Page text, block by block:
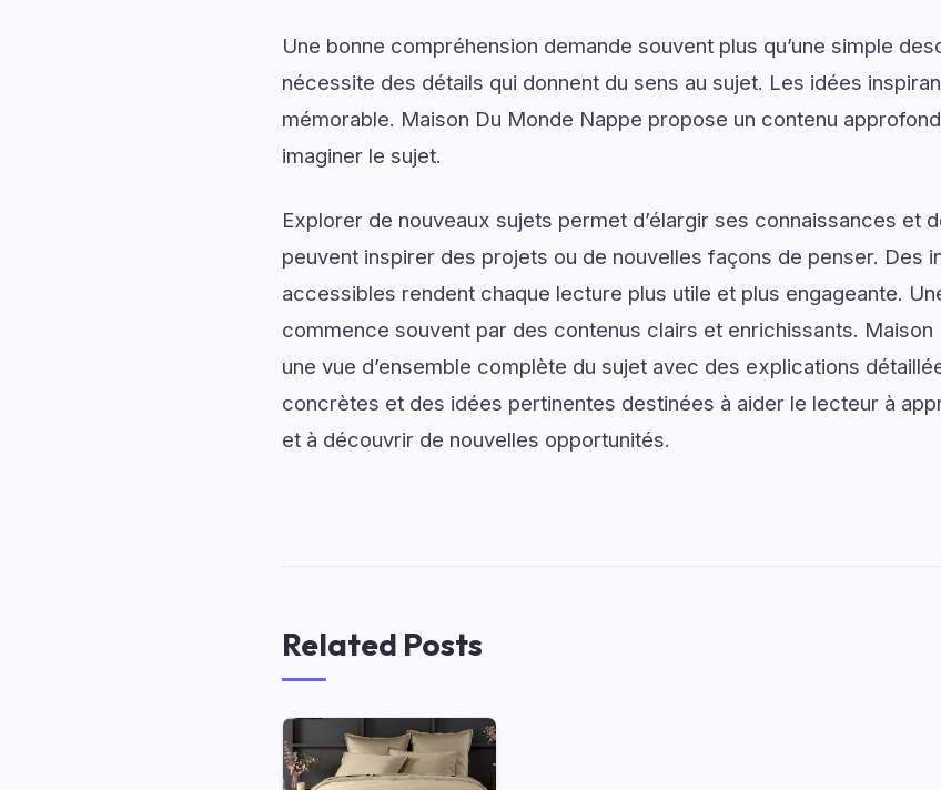
Une bonne compréhension demande souvent plus qu’une simple
nécessite des détails qui donnent du sens au sujet. Les idées
mémorable. Maison Du Monde Nappe propose un contenu
imaginer le sujet.
Explorer de nouveaux sujets permet d’élargir ses connaissances et
peuvent inspirer des projets ou de nouvelles façons de penser. Des
accessibles rendent chaque lecture plus utile et plus engageante.
commence souvent par des contenus clairs et enrichissants.
une vue d’ensemble complète du sujet avec des explications
concrètes et des idées pertinentes destinées à aider le lecteur à
et à découvrir de nouvelles opportunités.
Related Posts